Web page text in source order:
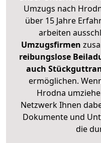
Umzugs nach
über 15 Jahre
arbeiten
Umzugsfirmen
reibungslose
auch
ermöglichen.
Hrodna
Netzwerk Ihnen
Dokumente und
die